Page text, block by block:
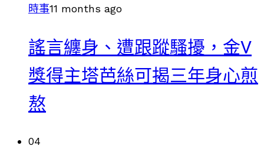
時事11 months ago
謠言纏身、遭跟蹤騷擾，金V
獎得主塔芭絲可揭三年身心煎
熬
04